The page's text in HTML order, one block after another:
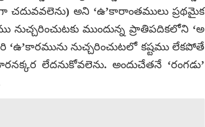
చదువవలెను) అని ‘ఉ’కారాంతములు ప్రథమైక
ముందున్న ప్రాతిపదికలోని ‘అ
నుచ్చరించుటలో కష్టము లేకపోతే
లేదనుకోవలెను. అందుచేతనే ‘రంగడు’